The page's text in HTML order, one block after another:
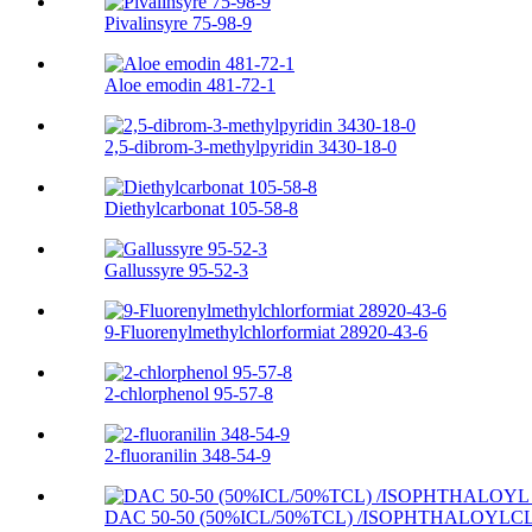
Pivalinsyre 75-98-9
Aloe emodin 481-72-1
2,5-dibrom-3-methylpyridin 3430-18-0
Diethylcarbonat 105-58-8
Gallussyre 95-52-3
9-Fluorenylmethylchlorformiat 28920-43-6
2-chlorphenol 95-57-8
2-fluoranilin 348-54-9
DAC 50-50 (50%ICL/50%TCL) /